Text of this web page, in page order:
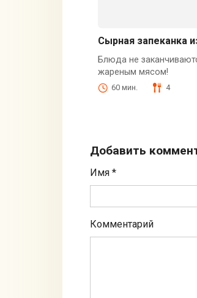
Сырная запеканка
Блюда не
жареным мясом!
60 мин. 4
Добавить
Имя *
Комментарий